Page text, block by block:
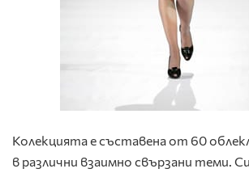
Колекцията е съставена от 60
в различни взаимно свързани теми.